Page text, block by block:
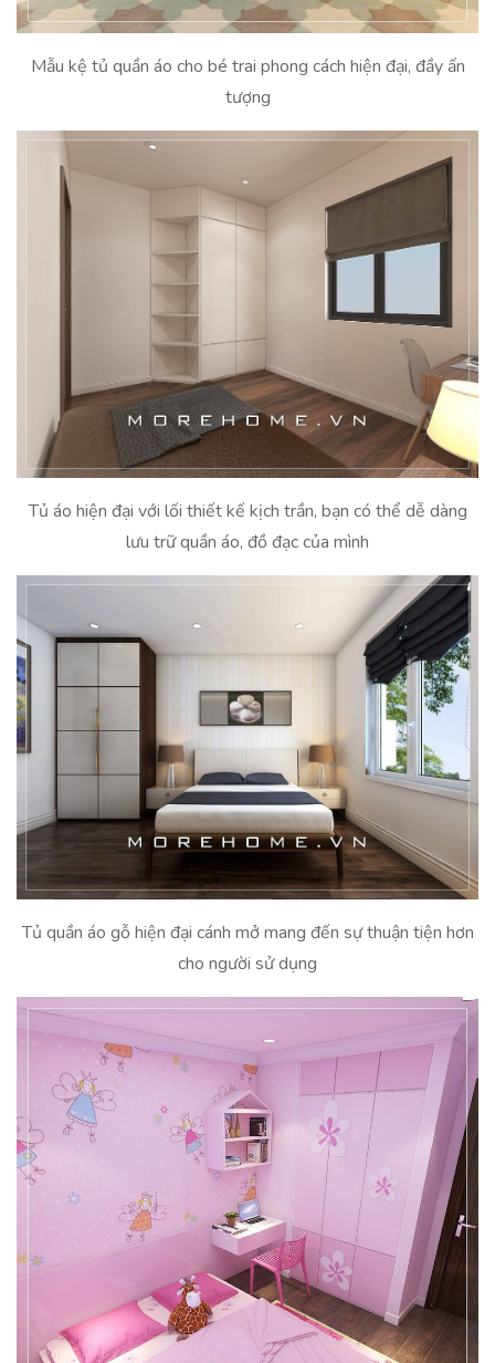
Mẫu kệ tủ quần áo cho bé trai phong cách hiện đại, đầy ấn
tượng
Tủ áo hiện đại với lối thiết kế kịch trần, bạn có thể dễ dàng
lưu trữ quần áo, đồ đạc của mình
Tủ quần áo gỗ hiện đại cánh mở mang đến sự thuận tiện hơn
cho người sử dụng